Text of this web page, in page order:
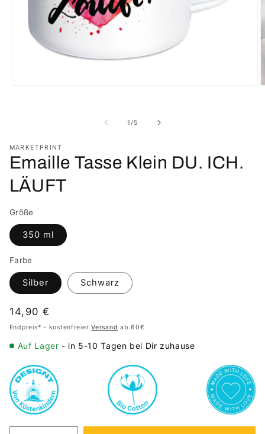
1 /von
5
MARKETPRINT
Emaille Tasse Klein DU. ICH.
LÄUFT
Größe
350 ml
Farbe
Silber Schwarz
Normaler
Preis
14,90 €
Endpreis* - kostenfreierVersand ab 60€
Auf Lager - in 5-10 Tagen bei Dir zuhause